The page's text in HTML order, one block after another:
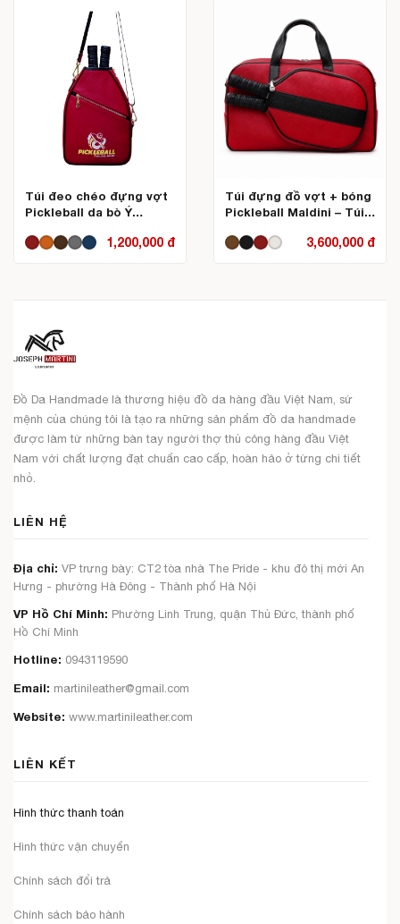
Túi đeo chéo đựng vợt
Pickleball da bò Ý
1,200,000 đ
Túi đựng đồ vợt + bóng
Pickleball Maldini – Túi
3,600,000 đ
Đồ Da Handmade là thương hiệu đồ da hàng đầu Việt Nam, sứ
mệnh của chúng tôi là tạo ra những sản phẩm đồ da handmade
được làm từ những bàn tay người thợ thủ công hàng đầu Việt
Nam với chất lượng đạt chuẩn cao cấp, hoàn hảo ở từng chi tiết
nhỏ.
LIÊN HỆ
Địa chỉ: VP trưng bày: CT2 tòa nhà The Pride - khu đô thị mới An
Hưng - phường Hà Đông - Thành phố Hà Nội
VP Hồ Chí Minh: Phường Linh Trung, quận Thủ Đức, thành phố
Hồ Chí Minh
Hotline: 0943119590
Email: martinileather@gmail.com
Website: www.martinileather.com
LIÊN KẾT
Hình thức thanh toán
Hình thức vận chuyển
Chính sách đổi trả
Chính sách bảo hành